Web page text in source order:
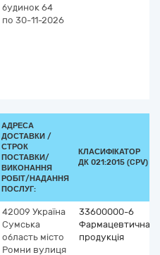
будинок 64
по 30-11-2026
АДРЕСА
ДОСТАВКИ /
СТРОК
ПОСТАВКИ/
ВИКОНАННЯ
РОБІТ/НАДАННЯ
ПОСЛУГ:
КЛАСИФІКАТОР
ДК 021:2015 (CPV)
42009 Україна
Сумська
область місто
Ромни вулиця
33600000-6
Фармацевтична
продукція